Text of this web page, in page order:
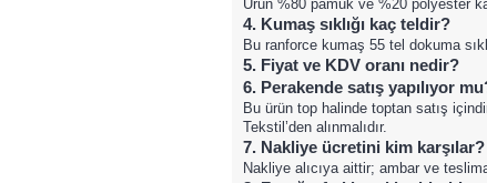
Ürün %80 pamuk ve %20 polyester
4. Kumaş sıklığı kaç teldir?
Bu ranforce kumaş 55 tel dokuma
5. Fiyat ve KDV oranı nedir?
6. Perakende satış yapılıyor
Bu ürün top halinde toptan satış
Tekstil’den alınmalıdır.
7. Nakliye ücretini kim karşılar?
Nakliye alıcıya aittir; ambar ve